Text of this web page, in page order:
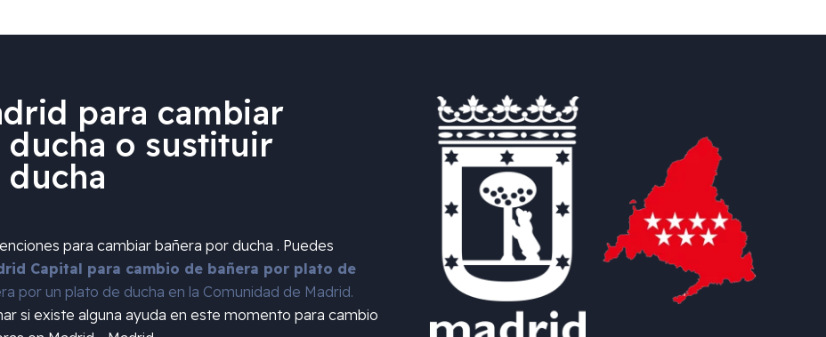
para cambiar
o sustituir
para cambiar bañera por ducha . Puedes
Capital para cambio de bañera por plato de
por un plato de ducha en la Comunidad de Madrid.
si existe alguna ayuda en este momento para cambio